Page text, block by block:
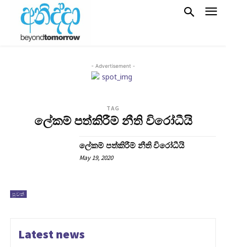
- Advertisement -
TAG
ලේකම් පත්කිරීම් නීති විරෝධීයි
පුවත්
ලේකම් පත්කිරීම් නීති විරෝධීයි
May 19, 2020
Latest news